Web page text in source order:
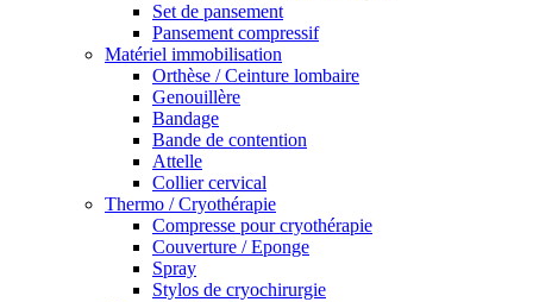
Set de pansement
Pansement compressif
Matériel immobilisation
Orthèse / Ceinture lombaire
Genouillère
Bandage
Bande de contention
Attelle
Collier cervical
Thermo / Cryothérapie
Compresse pour cryothérapie
Couverture / Eponge
Spray
Stylos de cryochirurgie